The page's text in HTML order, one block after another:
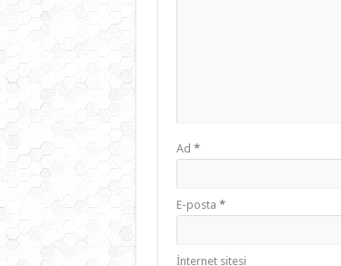
Ad *
E-posta *
İnternet sitesi